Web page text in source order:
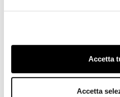
Accetta
Accetta